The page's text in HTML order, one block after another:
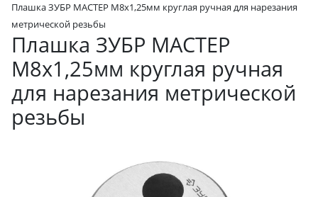
Плашка ЗУБР МАСТЕР М8x1,25мм круглая ручная для нарезания
метрической резьбы
Плашка ЗУБР МАСТЕР
М8x1,25мм круглая ручная
для нарезания метрической
резьбы